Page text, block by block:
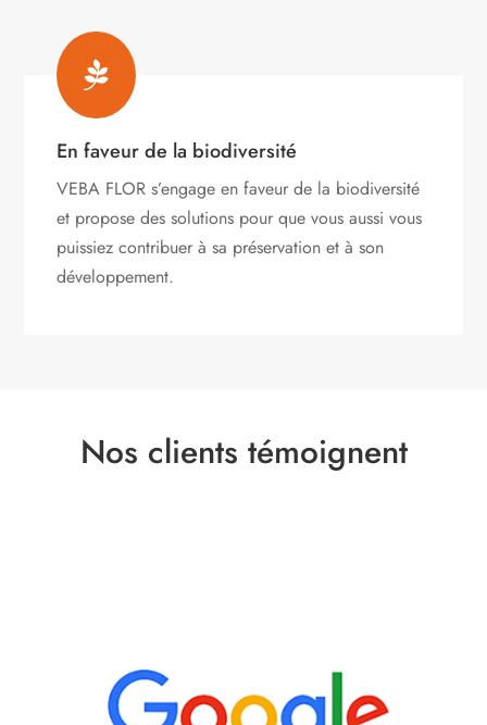

En faveur de la biodiversité
VEBA FLOR s’engageen faveur de la biodiversité
et propose des solutions pour que vous aussi vous
puissiez contribuer à sa préservation et à son
développement.
Nos clients témoignent